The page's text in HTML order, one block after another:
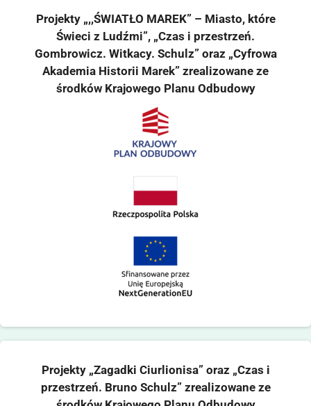
Projekty „,,ŚWIATŁO MAREK” – Miasto, które
Świeci z Ludźmi”, „Czas i przestrzeń.
Gombrowicz. Witkacy. Schulz” oraz „Cyfrowa
Akademia Historii Marek” zrealizowane ze
środków Krajowego Planu Odbudowy
Projekty „Zagadki Ciurlionisa” oraz „Czas i
przestrzeń. Bruno Schulz” zrealizowane ze